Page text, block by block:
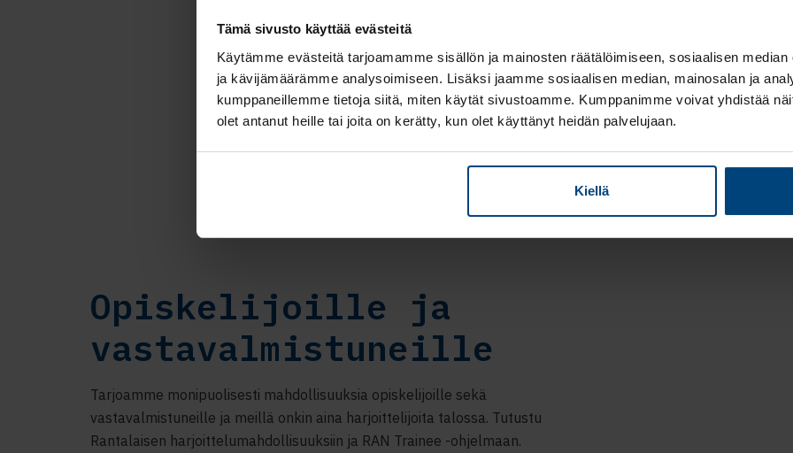
Tämä sivusto käyttää evästeitä
Käytämme evästeitä tarjoamamme sisällön ja mainosten räätälöimiseen, sosiaalisen
ja kävijämäärämme analysoimiseen. Lisäksi jaamme sosiaalisen median, mainosalan ja
kumppaneillemme tietoja siitä, miten käytät sivustoamme. Kumppanimme voivat yhdistää
olet antanut heille tai joita on kerätty, kun olet käyttänyt heidän palvelujaan.
Kiellä
taloushallintoalalla
Tutustu
Opiskelijoille ja
vastavalmistuneille
Tarjoamme monipuolisesti mahdollisuuksia opiskelijoille sekä
vastavalmistuneille ja meillä onkin aina harjoittelijoita talossa. Tutustu
Rantalaisen harjoittelumahdollisuuksiin ja RAN Trainee -ohjelmaan.